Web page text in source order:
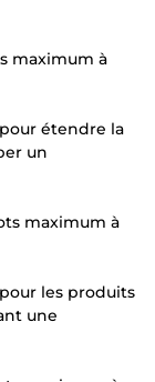
maximum à
étendre la
un
maximum à
les produits
une